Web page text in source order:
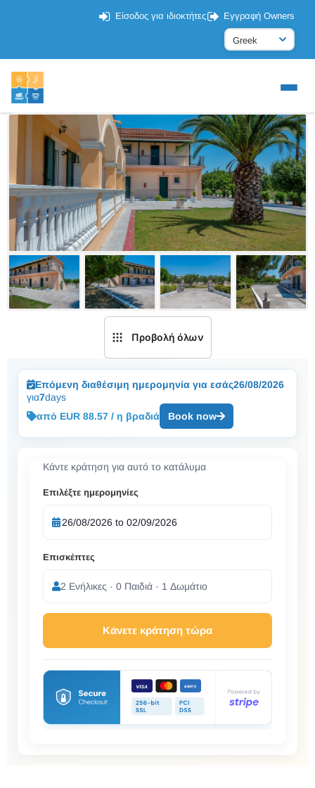
Είσοδος για ιδιοκτήτες Εγγραφή Owners
Προβολή όλων
Επόμενη διαθέσιμη ημερομηνία για εσάς26/08/2026
για7days
από EUR 88.57 / η βραδιά
Book now
Κάντε κράτηση για αυτό το κατάλυμα
Επιλέξτε ημερομηνίες
Επισκέπτες
2 Ενήλικες · 0 Παιδιά · 1 Δωμάτιο
Κάνετε κράτηση τώρα